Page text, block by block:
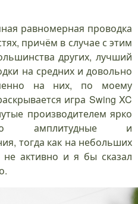
равномерная проводка
причём в случае с этим
других, лучший
на средних и довольно
на них, по моему
игра Swing XC
производителем ярко
амплитудные и
тогда как на небольших
не активно и я бы сказал